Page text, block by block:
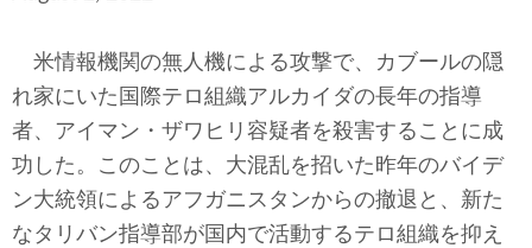
国境・移民政策
テクノロジー
コメンタリー
米情報機関の無人機による攻撃で、カブールの隠
れ家にいた国際テロ組織アルカイダの長年の指導
者、アイマン・ザワヒリ容疑者を殺害することに成
功した。このことは、大混乱を招いた昨年のバイデ
ン大統領によるアフガニスタンからの撤退と、新た
なタリバン指導部が国内で活動するテロ組織を抑え